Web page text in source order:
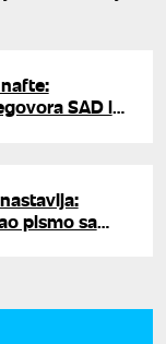
SAD i
pismo sa